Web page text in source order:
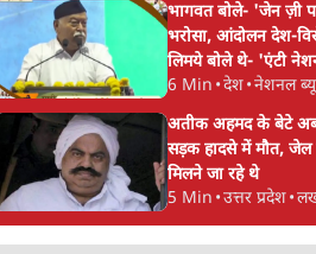
भागवत बोले- 'जेन ज़ी
भरोसा, आंदोलन देश-
लिमये बोले थे- 'एंटी
6 Min •देश•नेशनल
अतीक अहमद के बेटे
सड़क हादसे में मौत, जेल
मिलने जा रहे थे
5 Min •उत्तर प्रदेश•